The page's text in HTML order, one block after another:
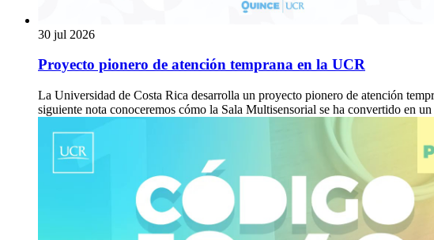
30 jul 2026
Proyecto pionero de atención temprana en la UCR
La Universidad de Costa Rica desarrolla un proyecto pionero de atención
siguiente nota conoceremos cómo la Sala Multisensorial se ha convertido en